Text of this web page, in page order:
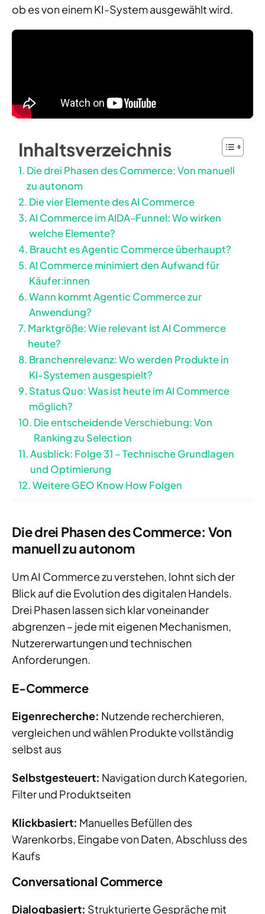
ob es von einem KI-System ausgewählt wird.
Inhaltsverzeichnis
Die drei Phasen des Commerce: Von manuell
zu autonom
Die vier Elemente des AI Commerce
AI Commerce im AIDA-Funnel: Wo wirken
welche Elemente?
Braucht es Agentic Commerce überhaupt?
AI Commerce minimiert den Aufwand für
Käufer:innen
Wann kommt Agentic Commerce zur
Anwendung?
Marktgröße: Wie relevant ist AI Commerce
heute?
Branchenrelevanz: Wo werden Produkte in
KI-Systemen ausgespielt?
Status Quo: Was ist heute im AI Commerce
möglich?
Die entscheidende Verschiebung: Von
Ranking zu Selection
Ausblick: Folge 31 – Technische Grundlagen
und Optimierung
Weitere GEO Know How Folgen
Die drei Phasen des Commerce: Von
manuell zu autonom
Um AI Commerce zu verstehen, lohnt sich der
Blick auf die Evolution des digitalen Handels.
Drei Phasen lassen sich klar voneinander
abgrenzen – jede mit eigenen Mechanismen,
Nutzererwartungen und technischen
Anforderungen.
E-Commerce
Eigenrecherche: Nutzende recherchieren,
vergleichen und wählen Produkte vollständig
selbst aus
Selbstgesteuert: Navigation durch Kategorien,
Filter und Produktseiten
Klickbasiert: Manuelles Befüllen des
Warenkorbs, Eingabe von Daten, Abschluss des
Kaufs
Conversational Commerce
Dialogbasiert: Strukturierte Gespräche mit